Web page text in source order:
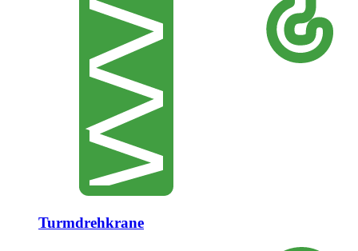
Turmdrehkrane